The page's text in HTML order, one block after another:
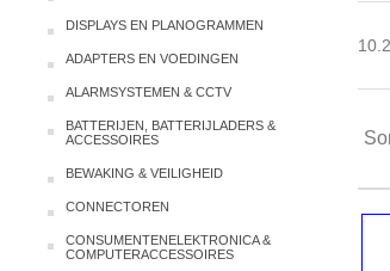
DISPLAYS EN PLANOGRAMMEN
ADAPTERS EN VOEDINGEN
ALARMSYSTEMEN & CCTV
BATTERIJEN, BATTERIJLADERS &
ACCESSOIRES
BEWAKING & VEILIGHEID
CONNECTOREN
CONSUMENTENELEKTRONICA &
COMPUTERACCESSOIRES